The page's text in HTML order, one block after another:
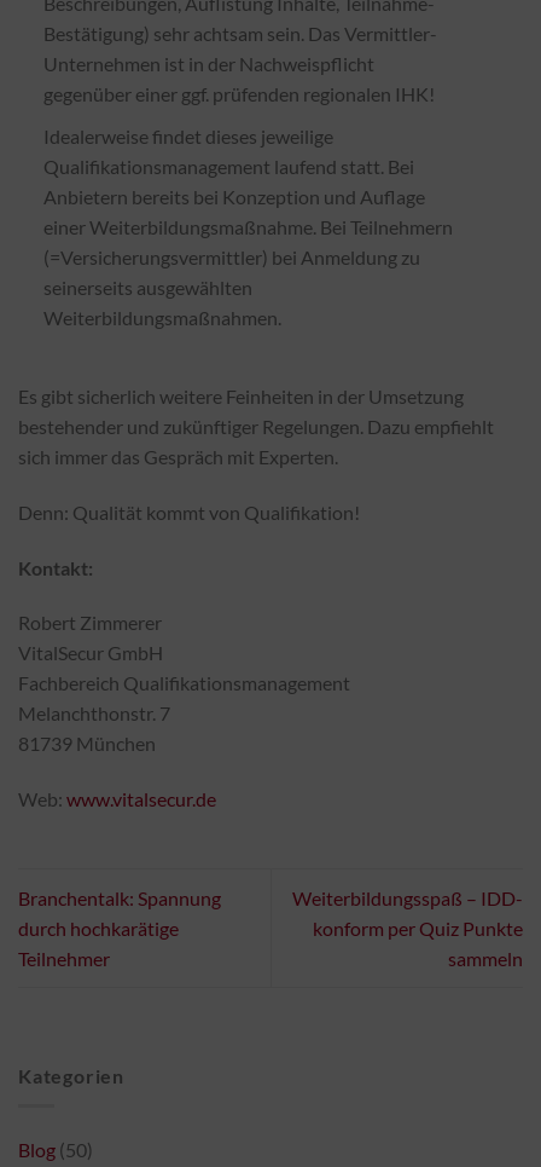
Bestätigung) sehr achtsam sein. Das Vermittler-
Unternehmen ist in der Nachweispflicht
gegenüber einer ggf. prüfenden regionalen IHK!
Idealerweise findet dieses jeweilige
Qualifikationsmanagement laufend statt. Bei
Anbietern bereits bei Konzeption und Auflage
einer Weiterbildungsmaßnahme. Bei Teilnehmern
(=Versicherungsvermittler) bei Anmeldung zu
seinerseits ausgewählten
Weiterbildungsmaßnahmen.
Es gibt sicherlich weitere Feinheiten in der Umsetzung
bestehender und zukünftiger Regelungen. Dazu empfiehlt
sich immer das Gespräch mit Experten.
Denn: Qualität kommt von Qualifikation!
Kontakt:
Robert Zimmerer
VitalSecur GmbH
Fachbereich Qualifikationsmanagement
Melanchthonstr. 7
81739 München
Web: www.vitalsecur.de
Branchentalk: Spannung
durch hochkarätige
Teilnehmer
Weiterbildungsspaß – IDD-
konform per Quiz Punkte
sammeln
Kategorien
Blog (50)